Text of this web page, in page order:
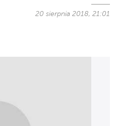
20 sierpnia 2018, 21:01